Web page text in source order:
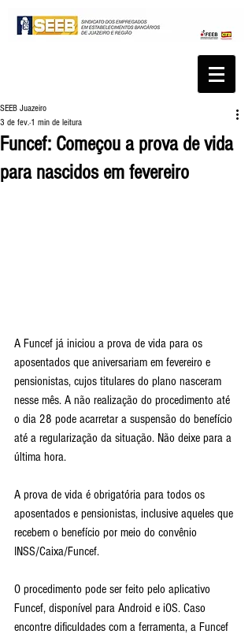
Funcef: Começou a prova de vida
para nascidos em fevereiro
SEEB Juazeiro
3 de fev. 1 min de leitura
A Funcef já iniciou a prova de vida para os
aposentados que aniversariam em fevereiro e
pensionistas, cujos titulares do plano nasceram
nesse mês. A não realização do procedimento até
o dia 28 pode acarretar a suspensão do benefício
até a regularização da situação. Não deixe para a
última hora.
A prova de vida é obrigatória para todos os
aposentados e pensionistas, inclusive aqueles que
recebem o benefício por meio do convênio
INSS/Caixa/Funcef.
O procedimento pode ser feito pelo aplicativo
Funcef, disponível para Android e iOS. Caso
encontre dificuldades com a ferramenta, a Funcef